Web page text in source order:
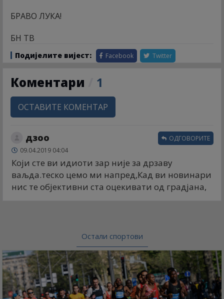
БРАВО ЛУКА!
БН ТВ
Подијелите вијест: Facebook Twitter
Коментари 1
ОСТАВИТЕ КОМЕНТАР
дзоо
09.04.2019 04:04
Који сте ви идиоти зар није за дрзаву
ваљда.теско цемо ми напред,Кад ви новинари
нис те објективни ста оцекивати од градјана,
ОДГОВОРИТЕ
Остали спортови